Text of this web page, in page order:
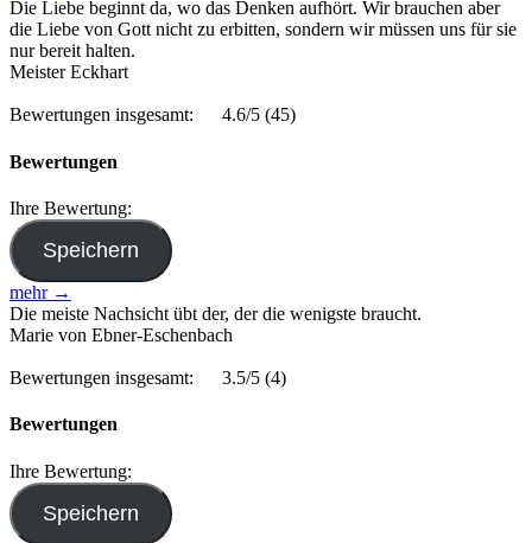
Die Liebe beginnt da, wo das Denken aufhört. Wir brauchen aber
die Liebe von Gott nicht zu erbitten, sondern wir müssen uns für sie
nur bereit halten.
Meister Eckhart
Bewertungen insgesamt: 4.6/5 (45)
Bewertungen
Ihre Bewertung:
mehr →
Die meiste Nachsicht übt der, der die wenigste braucht.
Marie von Ebner-Eschenbach
Bewertungen insgesamt: 3.5/5 (4)
Bewertungen
Ihre Bewertung: